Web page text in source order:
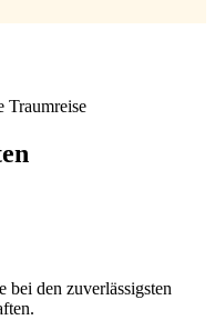
Traumreise
bei den zuverlässigsten